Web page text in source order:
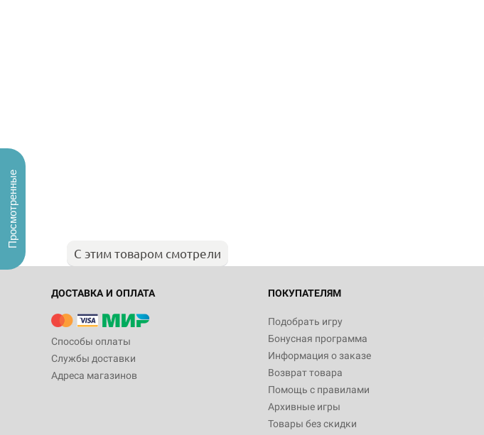
С этим товаром смотрели
ДОСТАВКА И ОПЛАТА
Способы оплаты
Службы доставки
Адреса магазинов
ПОКУПАТЕЛЯМ
Подобрать игру
Бонусная программа
Информация о заказе
Возврат товара
Помощь с правилами
Архивные игры
Товары без скидки
Просмотренные